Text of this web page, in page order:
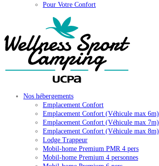
Pour Votre Confort
Nos hébergements
Emplacement Confort
Emplacement Confort (Véhicule max 6m)
Emplacement Confort (Véhicule max 7m)
Emplacement Confort (Véhicule max 8m)
Lodge Trappeur
Mobil-home Premium PMR 4 pers
Mobil-home Premium 4 personnes